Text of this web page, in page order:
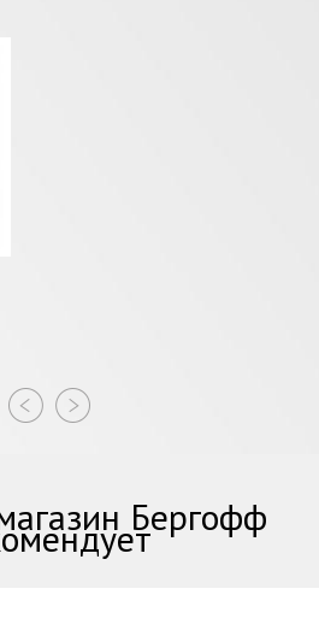
Бергофф